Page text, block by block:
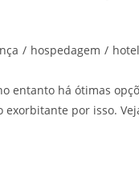
/ hospedagem / hotel
entanto há ótimas
por isso.